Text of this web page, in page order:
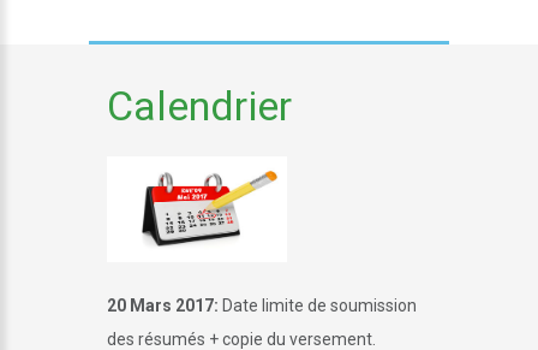
Calendrier
20 Mars 2017: Date limite de soumission
des résumés + copie du versement.